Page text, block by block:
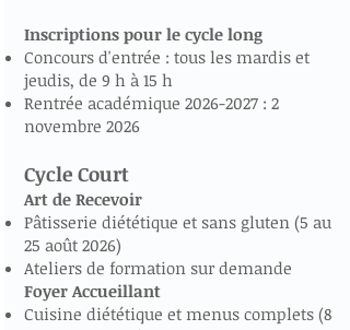
Inscriptions pour le cycle long
Concours d'entrée : tous les mardis et
jeudis, de 9 h à 15 h
Rentrée académique 2026-2027: 2
novembre 2026
Cycle Court
Art de Recevoir
Pâtisserie diététique et sans gluten (5 au
25 août 2026)
Ateliers de formation sur demande
Foyer Accueillant
Cuisine diététique et menus complets (8